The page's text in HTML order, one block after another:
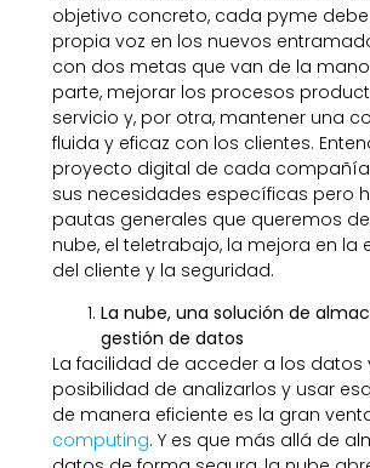
objetivo concreto, cada pyme
propia voz en los nuevos
con dos metas que van de la
parte, mejorar los procesos
servicio y, por otra, mantener una
fluida y eficaz con los clientes.
proyecto digital de cada
sus necesidades específicas pero
pautas generales que queremos
nube, el teletrabajo, la mejora en la
del cliente y la seguridad.
La nube, una solución de
gestión de datos
La facilidad de acceder a los datos
posibilidad de analizarlos y usar
de manera eficiente es la gran
computing. Y es que más allá de